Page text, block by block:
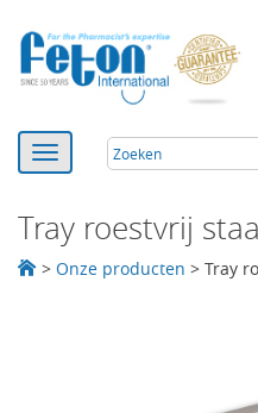
Tray roestvrij
> Onze producten > Tray